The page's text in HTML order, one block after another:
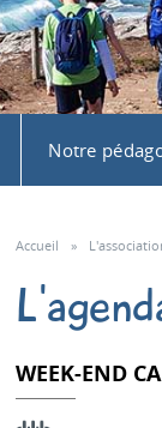
Notre
Accueil »
WEEK-END